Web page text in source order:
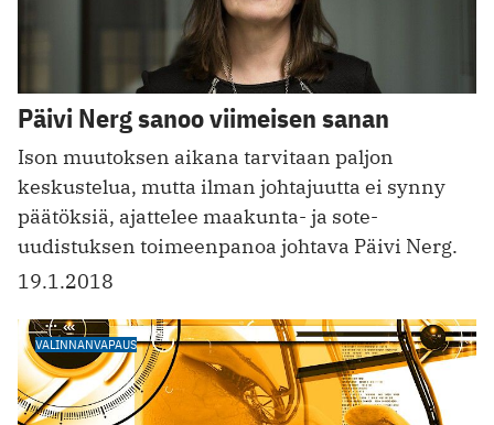
Päivi Nerg sanoo viimeisen sanan
Ison muutoksen aikana tarvitaan paljon
keskustelua, mutta ilman johtajuutta ei synny
päätöksiä, ajattelee maakunta- ja sote-
uudistuksen toimeenpanoa johtava Päivi Nerg.
19.1.2018
VALINNANVAPAUS